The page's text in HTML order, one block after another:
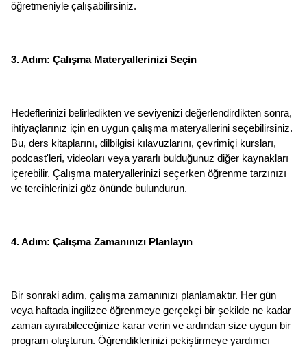
öğretmeniyle çalışabilirsiniz.
3. Adım: Çalışma Materyallerinizi Seçin
Hedeflerinizi belirledikten ve seviyenizi değerlendirdikten sonra,
ihtiyaçlarınız için en uygun çalışma materyallerini seçebilirsiniz.
Bu, ders kitaplarını, dilbilgisi kılavuzlarını, çevrimiçi kursları,
podcast'leri, videoları veya yararlı bulduğunuz diğer kaynakları
içerebilir. Çalışma materyallerinizi seçerken öğrenme tarzınızı
ve tercihlerinizi göz önünde bulundurun.
4. Adım: Çalışma Zamanınızı Planlayın
Bir sonraki adım, çalışma zamanınızı planlamaktır. Her gün
veya haftada ingilizce öğrenmeye gerçekçi bir şekilde ne kadar
zaman ayırabileceğinize karar verin ve ardından size uygun bir
program oluşturun. Öğrendiklerinizi pekiştirmeye yardımcı